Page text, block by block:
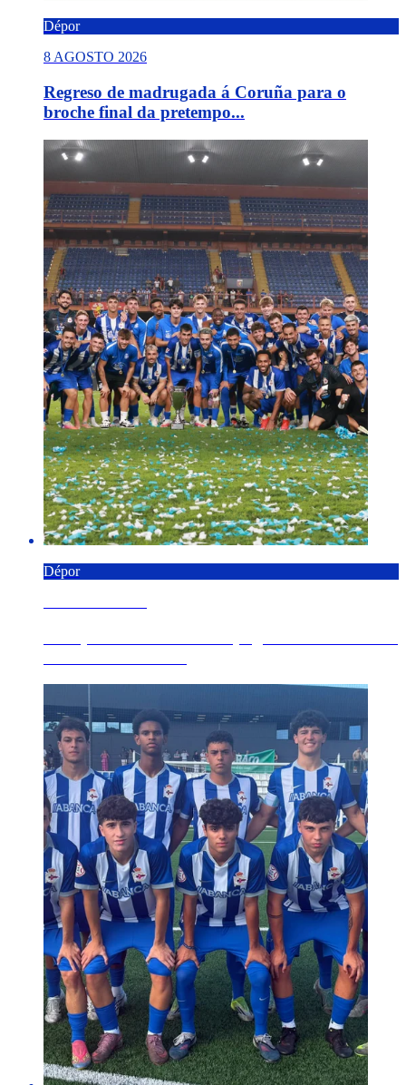
Dépor
8 AGOSTO 2026
Regreso de madrugada á Coruña para o
broche final da pretempo...
Dépor